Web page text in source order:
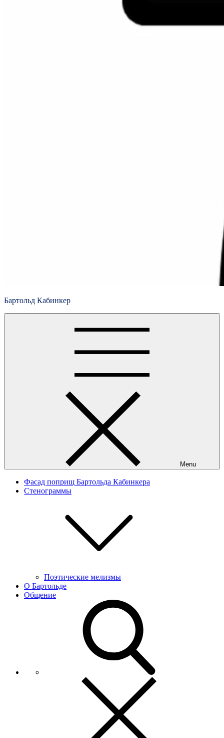
Бартольд Кабинкер
Menu
Фасад поприщ Бартольда Кабинкера
Стенограммы
Поэтические мелизмы
О Бартольде
Общение